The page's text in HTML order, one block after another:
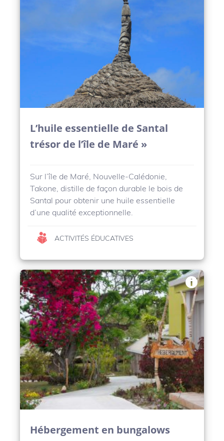
L’huile essentielle de Santal
trésor de l’île de Maré »
Sur l’île de Maré, Nouvelle-Calédonie,
Takone, distille de façon durable le bois de
Santal pour obtenir une huile essentielle
d’une qualité exceptionnelle.
ACTIVITÉS ÉDUCATIVES
Hébergement en bungalows